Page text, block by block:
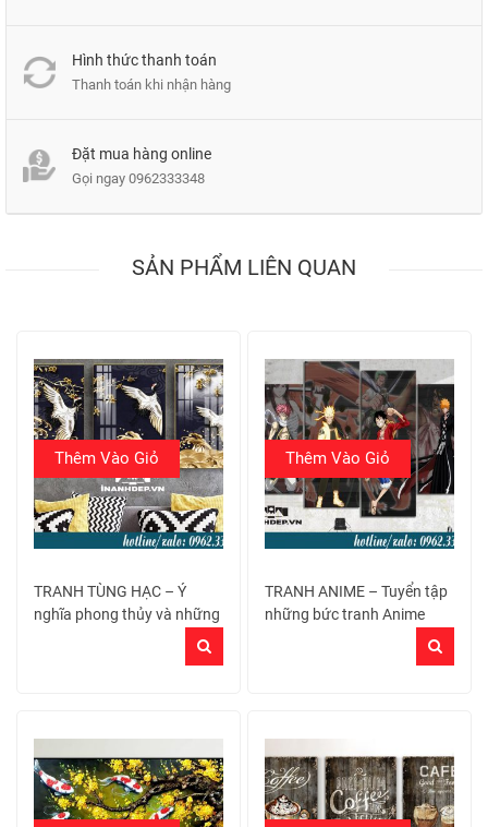
Hình thức thanh toán
Thanh toán khi nhận hàng
Đặt mua hàng online
Gọi ngay 0962333348
SẢN PHẨM LIÊN QUAN
TRANH TÙNG HẠC – Ý
nghĩa phong thủy và những
Thêm Vào Giỏ
TRANH ANIME – Tuyển tập
những bức tranh Anime
Thêm Vào Giỏ